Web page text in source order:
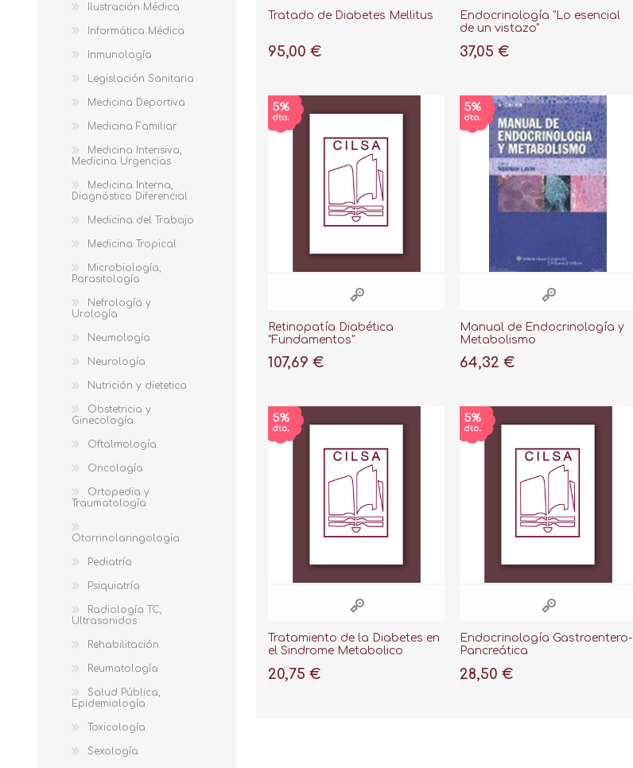
Tratado de Diabetes Mellitus
95,00 €
Endocrinología "Lo esencial
de un vistazo"
37,05 €
Retinopatía Diabética
"Fundamentos"
107,69 €
Manual de Endocrinología y
Metabolismo
64,32 €
Tratamiento de la Diabetes en
el Sindrome Metabolico
20,75 €
Endocrinología Gastroentero-
Pancreática
28,50 €
Ilustración Médica
Informática Médica
Inmunología
Legislación Sanitaria
Medicina Deportiva
Medicina Familiar
Medicina Intensiva,
Medicina Urgencias
Medicina Interna,
Diagnóstico Diferencial
Medicina del Trabajo
Medicina Tropical
Microbiología,
Parasitología
Nefrología y
Urología
Neumología
Neurología
Nutrición y dietetica
Obstetricia y
Ginecología
Oftalmología
Oncología
Ortopedia y
Traumatología
Otorrinolaringología
Pediatría
Psiquiatría
Radiología TC,
Ultrasonidos
Rehabilitación
Reumatología
Salud Pública,
Epidemiología
Toxicología
Sexología